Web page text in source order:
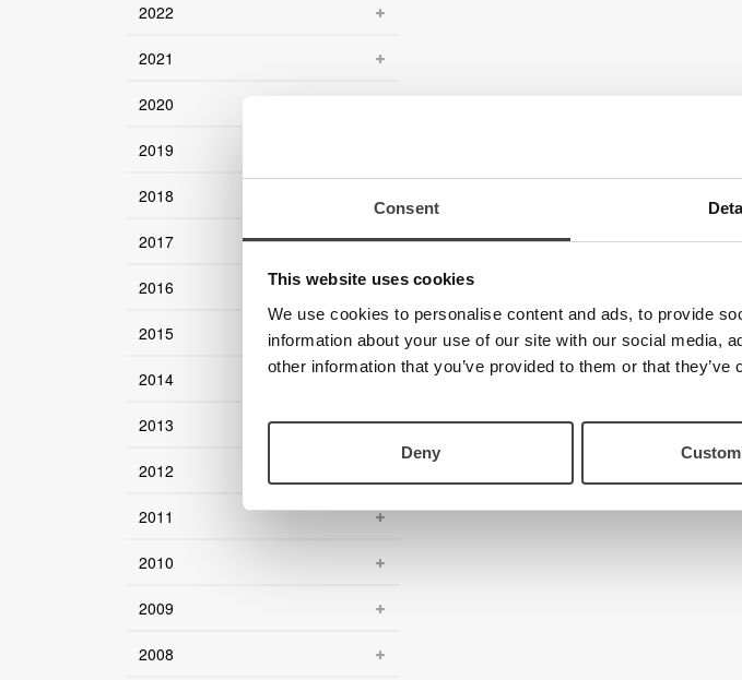
Consent
This website uses cookies
We use cookies to personalise content and ads, to provide
information about your use of our site with our social media,
other information that you’ve provided to them or that
Deny
2022
2021
2020
2019
2018
2017
2016
2015
2014
2013
2012
2011
2010
2009
2008